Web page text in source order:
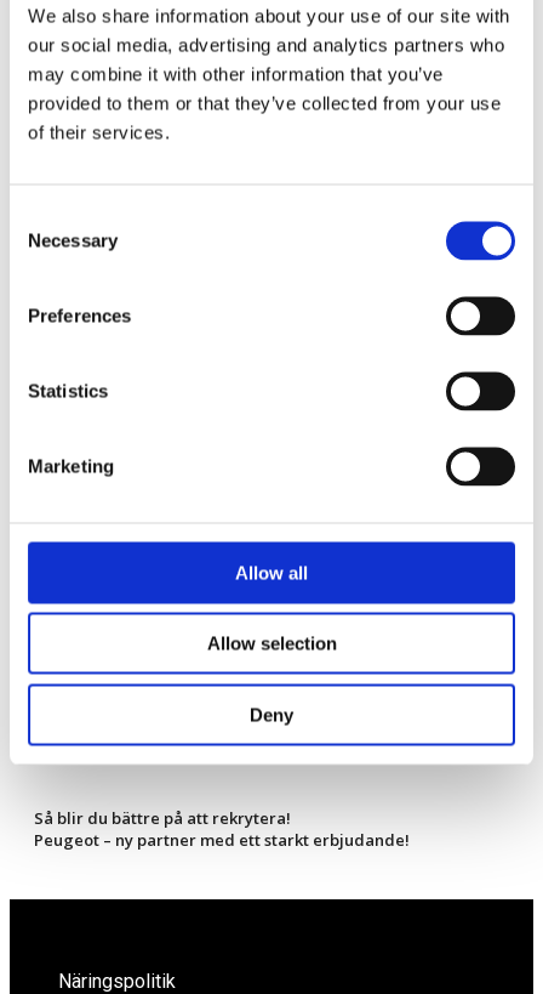
We also share information about your use of our site with
our social media, advertising and analytics partners who
may combine it with other information that you’ve
provided to them or that they’ve collected from your use
of their services.
Selection
Necessary
Preferences
Statistics
Marketing
Allow all
Allow selection
Deny
av anställningstryggheten som är anpassad till
nutiden istället för turordningsreglerna som
anpassades för arbetsplatser för flera decennier
sedan…
Din e-postadress kommer inte publiceras.
Obligatoriska fält är
Kommentar*
Webbplats
Spara mitt namn, min e-postadress och webbplats i denna
webbläsare till nästa gång jag skriver en kommentar.
Så blir du bättre på att rekrytera!
Peugeot – ny partner med ett starkt erbjudande!
Näringspolitik